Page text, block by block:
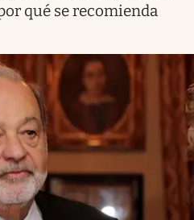
qué se recomienda